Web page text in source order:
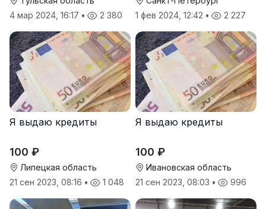
4 мар 2024, 16:17 • 2 380
1 фев 2024, 12:42 • 2 227
Я выдаю кредиты
100 ₽
Липецкая область
21 сен 2023, 08:16 • 1 048
Я выдаю кредиты
100 ₽
Ивановская область
21 сен 2023, 08:03 • 996